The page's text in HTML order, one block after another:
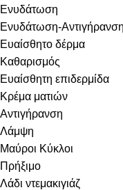
Ενυδάτωση
Ενυδάτωση-Αντιγήρανση
Ευαίσθητο δέρμα
Καθαρισμός
Ευαίσθητη επιδερμίδα
Κρέμα ματιών
Αντιγήρανση
Λάμψη
Μαύροι Κύκλοι
Πρήξιμο
Λάδι ντεμακιγιάζ